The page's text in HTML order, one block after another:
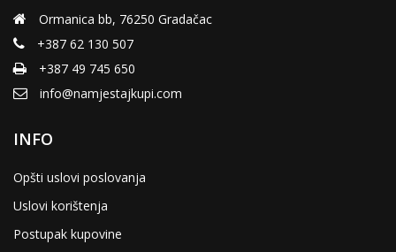
Ormanica bb, 76250 Gradačac
+387 62 130 507
+387 49 745 650
info@namjestajkupi.com
INFO
Opšti uslovi poslovanja
Uslovi korištenja
Postupak kupovine